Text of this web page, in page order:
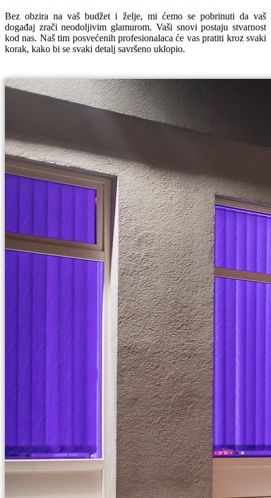
Bez obzira na vaš budžet i želje, mi ćemo se pobrinuti da vaš
događaj zrači neodoljivim glamurom. Vaši snovi postaju stvarnost
kod nas. Naš tim posvećenih profesionalaca će vas pratiti kroz svaki
korak, kako bi se svaki detalj savršeno uklopio.